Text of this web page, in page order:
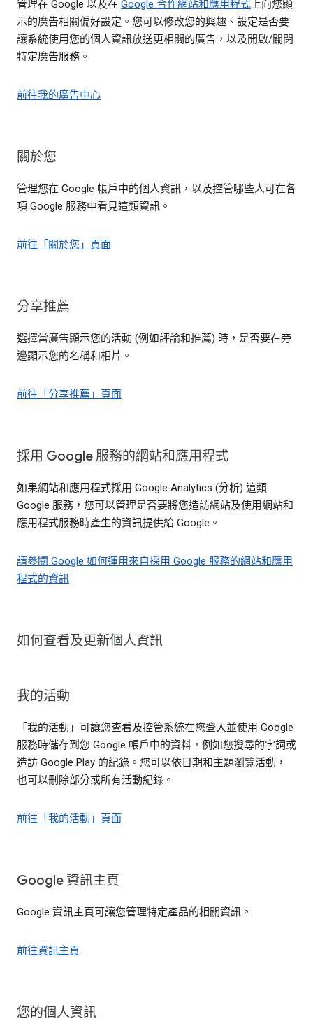
管理在 Google 以及在 Google 合作網站和應用程式上向您顯
示的廣告相關偏好設定。您可以修改您的興趣、設定是否要
讓系統使用您的個人資訊放送更相關的廣告，以及開啟/關閉
特定廣告服務。
前往我的廣告中心
關於您
管理您在 Google 帳戶中的個人資訊，以及控管哪些人可在各
項 Google 服務中看見這類資訊。
前往「關於您」頁面
分享推薦
選擇當廣告顯示您的活動 (例如評論和推薦) 時，是否要在旁
邊顯示您的名稱和相片。
前往「分享推薦」頁面
採用 Google 服務的網站和應用程式
如果網站和應用程式採用 Google Analytics (分析) 這類
Google 服務，您可以管理是否要將您造訪網站及使用網站和
應用程式服務時產生的資訊提供給 Google。
請參閱 Google 如何運用來自採用 Google 服務的網站和應用
程式的資訊
如何查看及更新個人資訊
我的活動
「我的活動」可讓您查看及控管系統在您登入並使用 Google
服務時儲存到您 Google 帳戶中的資料，例如您搜尋的字詞或
造訪 Google Play 的紀錄。您可以依日期和主題瀏覽活動，
也可以刪除部分或所有活動紀錄。
前往「我的活動」頁面
Google 資訊主頁
Google 資訊主頁可讓您管理特定產品的相關資訊。
前往資訊主頁
您的個人資訊